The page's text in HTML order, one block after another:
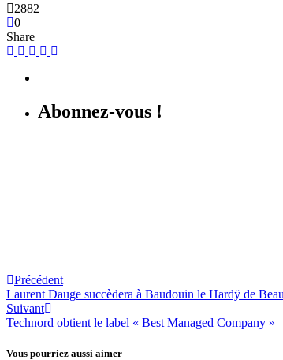
2882
0
Share
Abonnez-vous !
Précédent
Laurent Dauge succèdera à Baudouin le Hardÿ de
Suivant
Technord obtient le label « Best Managed Company »
Vous pourriez aussi aimer